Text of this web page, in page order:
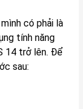
có phải là
tính năng
14 trở lên. Để
sau: